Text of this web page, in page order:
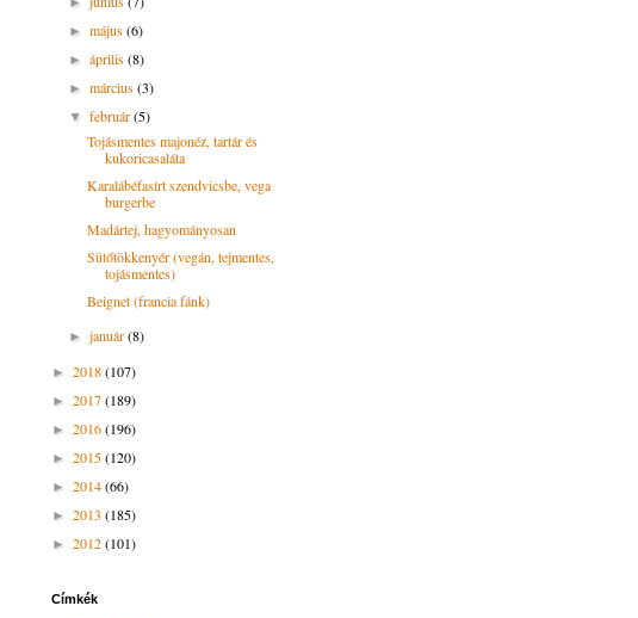
►május(6)
►április(8)
►március(3)
▼február(5)
Tojásmentes majonéz, tartár és
kukoricasaláta
Karalábéfasírt szendvicsbe, vega
burgerbe
Madártej, hagyományosan
Sütőtökkenyér (vegán, tejmentes,
tojásmentes)
Beignet (francia fánk)
►január(8)
► 2018(107)
► 2017(189)
► 2016(196)
► 2015(120)
► 2014(66)
► 2013 (185)
► 2012(101)
Címkék